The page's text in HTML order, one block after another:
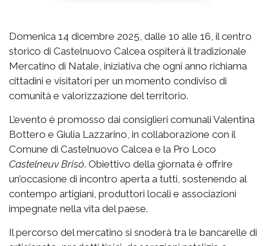
Domenica 14 dicembre 2025, dalle 10 alle 16, il centro
storico di Castelnuovo Calcea ospiterà il tradizionale
Mercatino di Natale, iniziativa che ogni anno richiama
cittadini e visitatori per un momento condiviso di
comunità e valorizzazione del territorio.
L’evento è promosso dai consiglieri comunali Valentina
Bottero e Giulia Lazzarino, in collaborazione con il
Comune di Castelnuovo Calcea e la Pro Loco
Castelneuv Brisó. Obiettivo della giornata è offrire
un’occasione di incontro aperta a tutti, sostenendo al
contempo artigiani, produttori locali e associazioni
impegnate nella vita del paese.
Il percorso del mercatino si snoderà tra le bancarelle di